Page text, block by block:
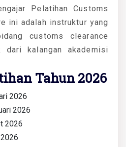
Pelatihan Customs
ini adalah instruktur yang
customs clearance
kalangan akademisi
Tahun 2026
2026
2026
2026